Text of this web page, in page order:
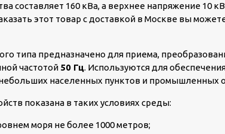
составляет 160 кВа, а верхнее напряжение 10
этот товар с доставкой в Москве вы
типа предназначено для приема,
частотой 50 Гц. Используются для
населенных пунктов и промышленных
показана в таких условиях среды:
моря не более 1000 метров;